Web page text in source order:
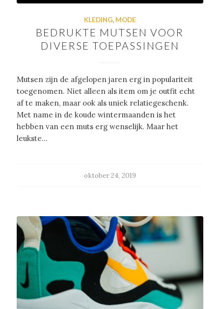
KLEDING, MODE
BEDRUKTE MUTSEN VOOR
DIVERSE TOEPASSINGEN
Mutsen zijn de afgelopen jaren erg in populariteit
toegenomen. Niet alleen als item om je outfit echt
af te maken, maar ook als uniek relatiegeschenk.
Met name in de koude wintermaanden is het
hebben van een muts erg wenselijk. Maar het
leukste…
oktober 24, 2019